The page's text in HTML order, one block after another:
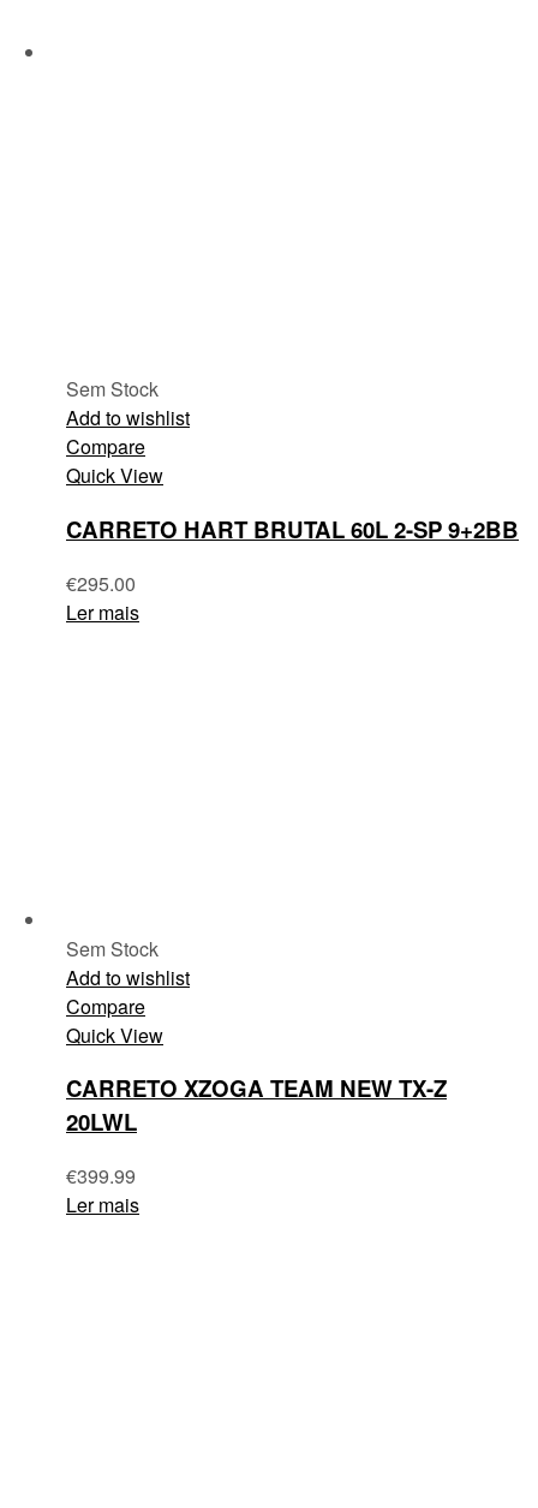
Sem Stock
Add to wishlist
Compare
Quick View
CARRETO HART BRUTAL 60L 2-SP 9+2BB
€295.00
Ler mais
Sem Stock
Add to wishlist
Compare
Quick View
CARRETO XZOGA TEAM NEW TX-Z
20LWL
€399.99
Ler mais